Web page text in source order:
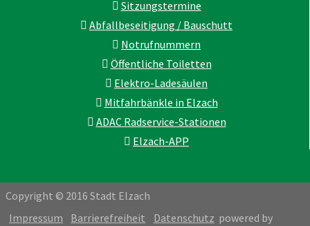
Sitzungstermine
Abfallbeseitigung / Bauschutt
Notrufnummern
Öffentliche Toiletten
Elektro-Ladesäulen
Mitfahrbänkle in Elzach
ADAC Radservice-Stationen
Elzach-APP
Copyright © 2016 Stadt Elzach
Impressum
Barrierefreiheit Datenschutz powered by